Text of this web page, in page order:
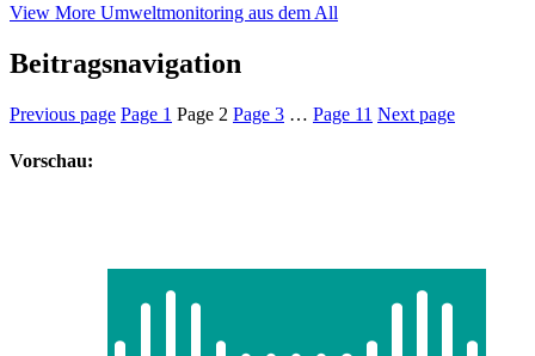
View More Umweltmonitoring aus dem All
Beitragsnavigation
Previous page Page 1 Page 2 Page 3 … Page 11 Next page
Vorschau: